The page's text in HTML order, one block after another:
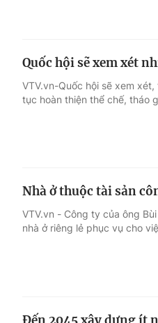
Điện ảnh
Âm nhạc
Sao
Quốc hội sẽ xem xét
VTV.vn-Quốc hội sẽ xem
tục hoàn thiện thể chế, tháo
Nhà ở thuộc tài sản
VTV.vn - Công ty của ông
nhà ở riêng lẻ phục vụ cho